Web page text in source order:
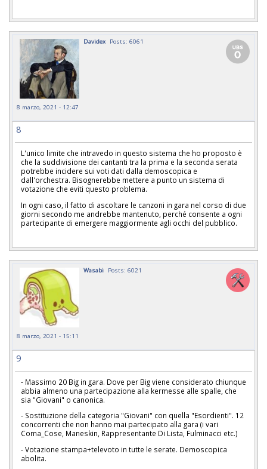
Davidex Posts: 6061
8 marzo, 2021 - 12:47
8
L'unico limite che intravedo in questo sistema che ho proposto è
che la suddivisione dei cantanti tra la prima e la seconda serata
potrebbe incidere sui voti dati dalla demoscopica e
dall'orchestra. Bisognerebbe mettere a punto un sistema di
votazione che eviti questo problema.
In ogni caso, il fatto di ascoltare le canzoni in gara nel corso di due
giorni secondo me andrebbe mantenuto, perché consente a ogni
partecipante di emergere maggiormente agli occhi del pubblico.
Wasabi Posts: 6021
8 marzo, 2021 - 15:11
9
- Massimo 20 Big in gara. Dove per Big viene considerato chiunque
abbia almeno una partecipazione alla kermesse alle spalle, che
sia "Giovani" o canonica.
- Sostituzione della categoria "Giovani" con quella "Esordienti". 12
concorrenti che non hanno mai partecipato alla gara (i vari
Coma_Cose, Maneskin, Rappresentante Di Lista, Fulminacci etc.)
- Votazione stampa+televoto in tutte le serate. Demoscopica
abolita.